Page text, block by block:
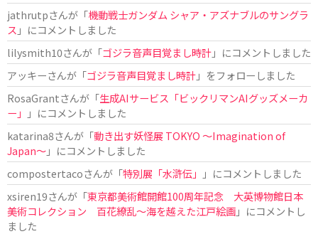
jathrutpさんが「機動戦士ガンダム シャア・アズナブルのサングラ
ス 」にコメントしました
lilysmith10さんが「ゴジラ音声目覚まし時計」にコメントしました
アッキーさんが「ゴジラ音声目覚まし時計」をフォローしました
RosaGrantさんが「生成AIサービス「ビックリマンAIグッズメーカ
ー」
」にコメントしました
katarina8さんが「動き出す妖怪展 TOKYO 〜Imagination of
Japan〜」にコメントしました
compostertacoさんが「特別展「水滸伝」
」にコメントしました
xsiren19さんが「東京都美術館開館100周年記念 大英博物館日本
美術コレクション 百花繚乱～海を越えた江戸絵画」にコメントし
ました